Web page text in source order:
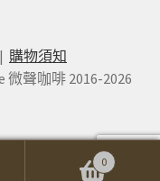
| 購物須知
聲咖啡 2016-2026
0